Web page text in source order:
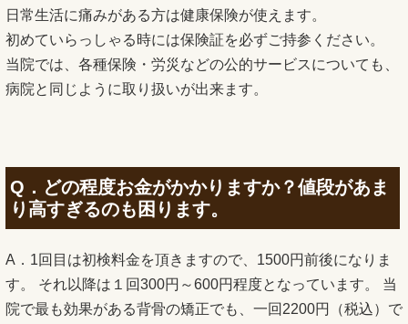
日常生活に痛みがある方は健康保険が使えます。
初めていらっしゃる時には保険証を必ずご持参ください。
当院では、各種保険・労災などの公的サービスについても、
病院と同じように取り扱いが出来ます。
Q．どの程度お金がかかりますか？値段があま
り高すぎるのも困ります。
A．1回目は初検料金を頂きますので、1500円前後になりま
す。 それ以降は１回300円～600円程度となっています。 当
院で最も効果がある背骨の矯正でも、一回2200円（税込）で